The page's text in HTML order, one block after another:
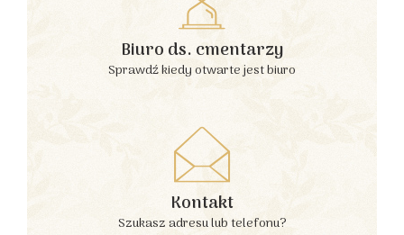
Biuro ds. cmentarzy
Sprawdź kiedy otwarte jest biuro
Kontakt
Szukasz adresu lub telefonu?